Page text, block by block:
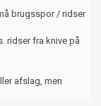
brugsspor / ridser
ridser fra knive på
afslag, men